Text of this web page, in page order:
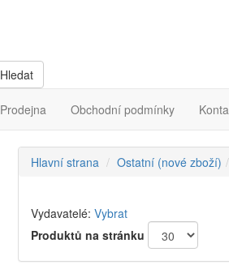
Prodejna Obchodní podmínky
Hlavní strana Ostatní (nové zboží)
Vydavatelé: Vybrat
Produktů na stránku